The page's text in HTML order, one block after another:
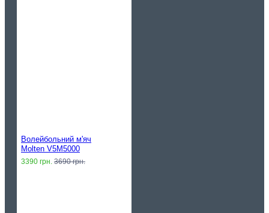
Волейбольний м'яч
Molten V5M5000
3390 грн. 3690 грн.